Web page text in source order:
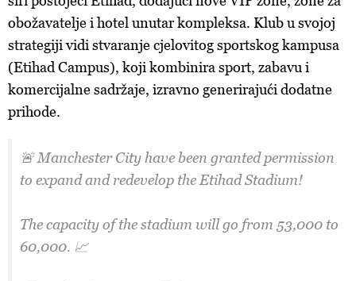
obožavatelje i hotel unutar kompleksa. Klub u svojoj
strategiji vidi stvaranje cjelovitog sportskog kampusa
(Etihad Campus), koji kombinira sport, zabavu i
komercijalne sadržaje, izravno generirajući dodatne
prihode.
🚨 Manchester City have been granted permission
to expand and redevelop the Etihad Stadium!
The capacity of the stadium will go from 53,000 to
60,000. 📈